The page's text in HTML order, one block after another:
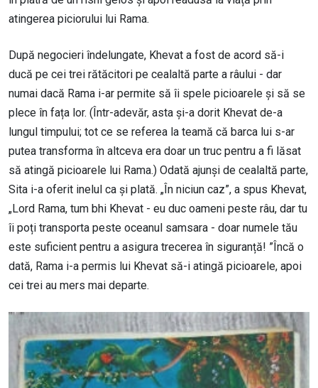
atingerea piciorului lui Rama.
După negocieri îndelungate, Khevat a fost de acord să-i
ducă pe cei trei rătăcitori pe cealaltă parte a râului - dar
numai dacă Rama i-ar permite să îi spele picioarele și să se
plece în fața lor. (Într-adevăr, asta și-a dorit Khevat de-a
lungul timpului; tot ce se referea la teamă că barca lui s-ar
putea transforma în altceva era doar un truc pentru a fi lăsat
să atingă picioarele lui Rama.) Odată ajunși de cealaltă parte,
Sita i-a oferit inelul ca și plată. „În niciun caz”, a spus Khevat,
„Lord Rama, tum bhi Khevat - eu duc oameni peste râu, dar tu
îi poți transporta peste oceanul samsara - doar numele tău
este suficient pentru a asigura trecerea în siguranță! ”Încă o
dată, Rama i-a permis lui Khevat să-i atingă picioarele, apoi
cei trei au mers mai departe.
Image